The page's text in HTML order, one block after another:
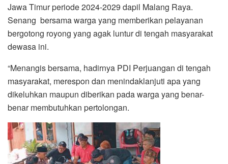
Jawa Timur periode 2024-2029 dapil Malang Raya.
Senang bersama warga yang memberikan pelayanan
bergotong royong yang agak luntur di tengah masyarakat
dewasa ini.
“Menangis bersama, hadirnya PDI Perjuangan di tengah
masyarakat, merespon dan menindaklanjuti apa yang
dikeluhkan maupun diberikan pada warga yang benar-
benar membutuhkan pertolongan.